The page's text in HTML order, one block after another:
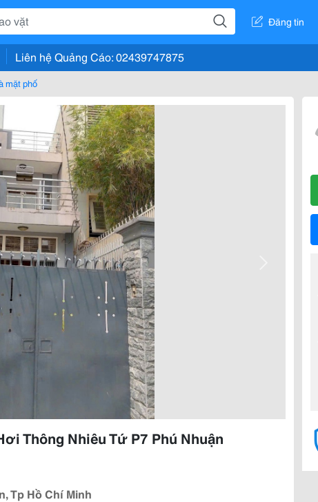
Đăng tin
Liên hệ Quảng Cáo: 02439747875
mặt phố
Thông Nhiêu Tứ P7 Phú Nhuận
Tp Hồ Chí Minh